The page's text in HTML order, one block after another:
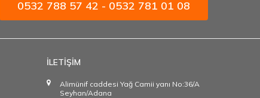
0532 788 57 42 - 0532 781 01 08
İLETİŞİM
Alimünif caddesi Yağ Camii yanı No:36/A
Seyhan/Adana